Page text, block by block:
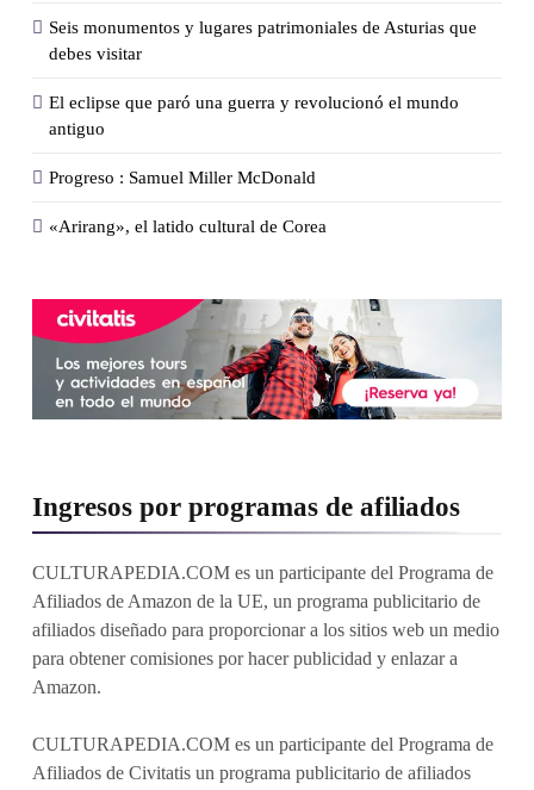
Seis monumentos y lugares patrimoniales de Asturias que
debes visitar
El eclipse que paró una guerra y revolucionó el mundo
antiguo
Progreso : Samuel Miller McDonald
«Arirang», el latido cultural de Corea
Ingresos por programas de afiliados
CULTURAPEDIA.COM es un participante del Programa de
Afiliados de Amazon de la UE, un programa publicitario de
afiliados diseñado para proporcionar a los sitios web un medio
para obtener comisiones por hacer publicidad y enlazar a
Amazon.
CULTURAPEDIA.COM es un participante del Programa de
Afiliados de Civitatis un programa publicitario de afiliados